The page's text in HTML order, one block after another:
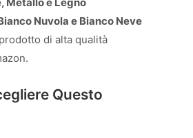
Nuvola e Bianco Neve
di alta qualità
Questo